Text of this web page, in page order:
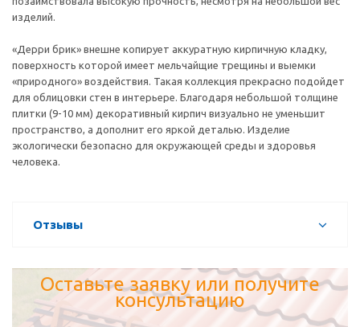
изделий.
«Дерри брик» внешне копирует аккуратную кирпичную кладку,
поверхность которой имеет мельчайщие трещины и выемки
«природного» воздействия. Такая коллекция прекрасно подойдет
для облицовки стен в интерьере. Благодаря небольшой толщине
плитки (9-10 мм) декоративный кирпич визуально не уменьшит
пространство, а дополнит его яркой деталью. Изделие
экологически безопасно для окружающей среды и здоровья
человека.
Отзывы
Оставьте заявку или получите
консультацию